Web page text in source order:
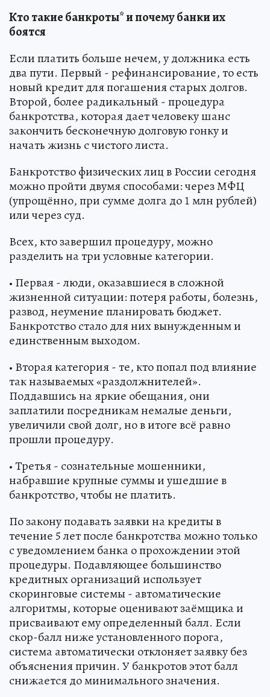
Кто такие банкроты* и почему банки их
боятся
Если платить больше нечем, у должника есть
два пути. Первый - рефинансирование, то есть
новый кредит для погашения старых долгов.
Второй, более радикальный - процедура
банкротства, которая дает человеку шанс
закончить бесконечную долговую гонку и
начать жизнь с чистого листа.
Банкротство физических лиц в России сегодня
можно пройти двумя способами: через МФЦ
(упрощённо, при сумме долга до 1 млн рублей)
или через суд.
Всех, кто завершил процедуру, можно
разделить на три условные категории.
• Первая - люди, оказавшиеся в сложной
жизненной ситуации: потеря работы, болезнь,
развод, неумение планировать бюджет.
Банкротство стало для них вынужденным и
единственным выходом.
• Вторая категория - те, кто попал под влияние
так называемых «раздолжнителей».
Поддавшись на яркие обещания, они
заплатили посредникам немалые деньги,
увеличили свой долг, но в итоге всё равно
прошли процедуру.
• Третья - сознательные мошенники,
набравшие крупные суммы и ушедшие в
банкротство, чтобы не платить.
По закону подавать заявки на кредиты в
течение 5 лет после банкротства можно только
с уведомлением банка о прохождении этой
процедуры. Подавляющее большинство
кредитных организаций использует
скоринговые системы - автоматические
алгоритмы, которые оценивают заёмщика и
присваивают ему определенный балл. Если
скор-балл ниже установленного порога,
система автоматически отклоняет заявку без
объяснения причин. У банкротов этот балл
снижается до минимального значения.